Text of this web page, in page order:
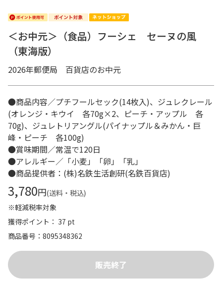
＜お中元＞（食品）フーシェ セーヌの風
（東海版）
2026年郵便局 百貨店のお中元
●商品内容／プチフールセック(14枚入)、ジュレクレール
(オレンジ・キウイ 各70g×2、ピーチ・アップル 各
70g)、ジュレトリアングル(パイナップル＆みかん・巨
峰・ピーチ 各100g)
●賞味期間／常温で120日
●アレルギー／「小麦」「卵」「乳」
●商品提供者：(株)名鉄生活創研(名鉄百貨店)
3,780円(送料・税込)
※軽減税率対象
獲得ポイント： 37 pt
商品番号
8095348362